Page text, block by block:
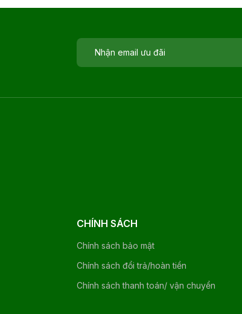
CHÍNH SÁCH
Chính sách bảo mật
Chính sách đổi trả/hoàn tiền
Chính sách thanh toán/ vận chuyển